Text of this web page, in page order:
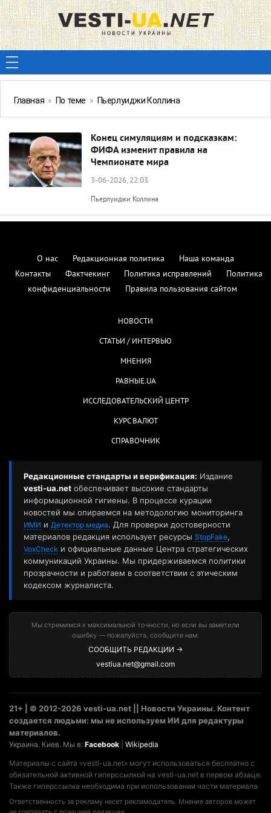
Главная » По теме » Пьерлуиджи Коллина
Конец симуляциям и подсказкам:
ФИФА изменит правила на
Чемпионате мира
3-06-2026, 22:03
Пьерлуиджи Коллина
О нас Редакционная политика
Наша команда
Контакты
Фактчекинг Политика исправлений
Политика
конфиденциальности
Правила пользования сайтом
НОВОСТИ
СТАТЬИ / ИНТЕРВЬЮ
МНЕНИЯ
РАВНЫЕ.UA
ИССЛЕДОВАТЕЛЬСКИЙ ЦЕНТР
КУРС ВАЛЮТ
СПРАВОЧНИК
Редакционные стандарты и верификация: Издание
vesti-ua.net обеспечивает высокие стандарты
информационной гигиены. В процессе курации
новостей мы опираемся на методологию мониторинга
ИМИ и Детектор медиа. Для проверки достоверности
материалов редакция использует ресурсы StopFake,
VoxCheck и официальные данные Центра стратегических
коммуникаций Украины. Мы придерживаемся политики
прозрачности и работаем в соответствии с этическим
кодексом журналиста.
Мы стремимся к максимальной точности, но если вы заметили
ошибку — пожалуйста, сообщите нам:
СООБЩИТЬ РЕДАКЦИИ →
vestiua.net@gmail.com
21+ | © 2012-2026 vesti-ua.net || Новости Украины. Контент
создается людьми: мы не используем ИИ для редактуры
материалов.
Украина. Киев. Мы в: Facebook Wikipedia
Материалы с сайта «vesti-ua.net» могут использоваться бесплатно с
обязательной активной гиперссылкой на vesti-ua.net в первом абзаце.
Также гиперссылка необходима при использовании части материала.
Ответственность за рекламу несет рекламодатель. Мнение авторов может